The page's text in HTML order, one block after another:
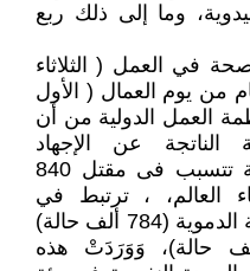
وما إلى ذلك ربع
في العمل ( الثلاثاء
2026) وقبل أيام من يوم العمال ( الأول
حذرت منظمة العمل الدولية من أن
الناتجة عن الإجهاد
والمضايقة وأيام العمل الطويلة تتسبب فى مقتل 840
العالم، ، ترتبط في
معظمها بأمراض القلب والأوعية الدموية (784 ألف حالة)
النفسية (56 ألف حالة)، وَوَرَدَتْ هذه